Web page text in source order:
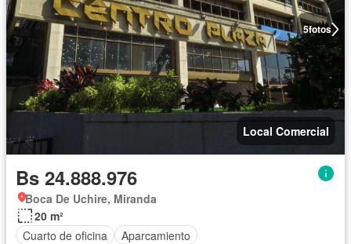
5fotos
Local Comercial
Bs 24.888.976
Boca De Uchire, Miranda
20 m²
Cuarto de oficina
Aparcamiento